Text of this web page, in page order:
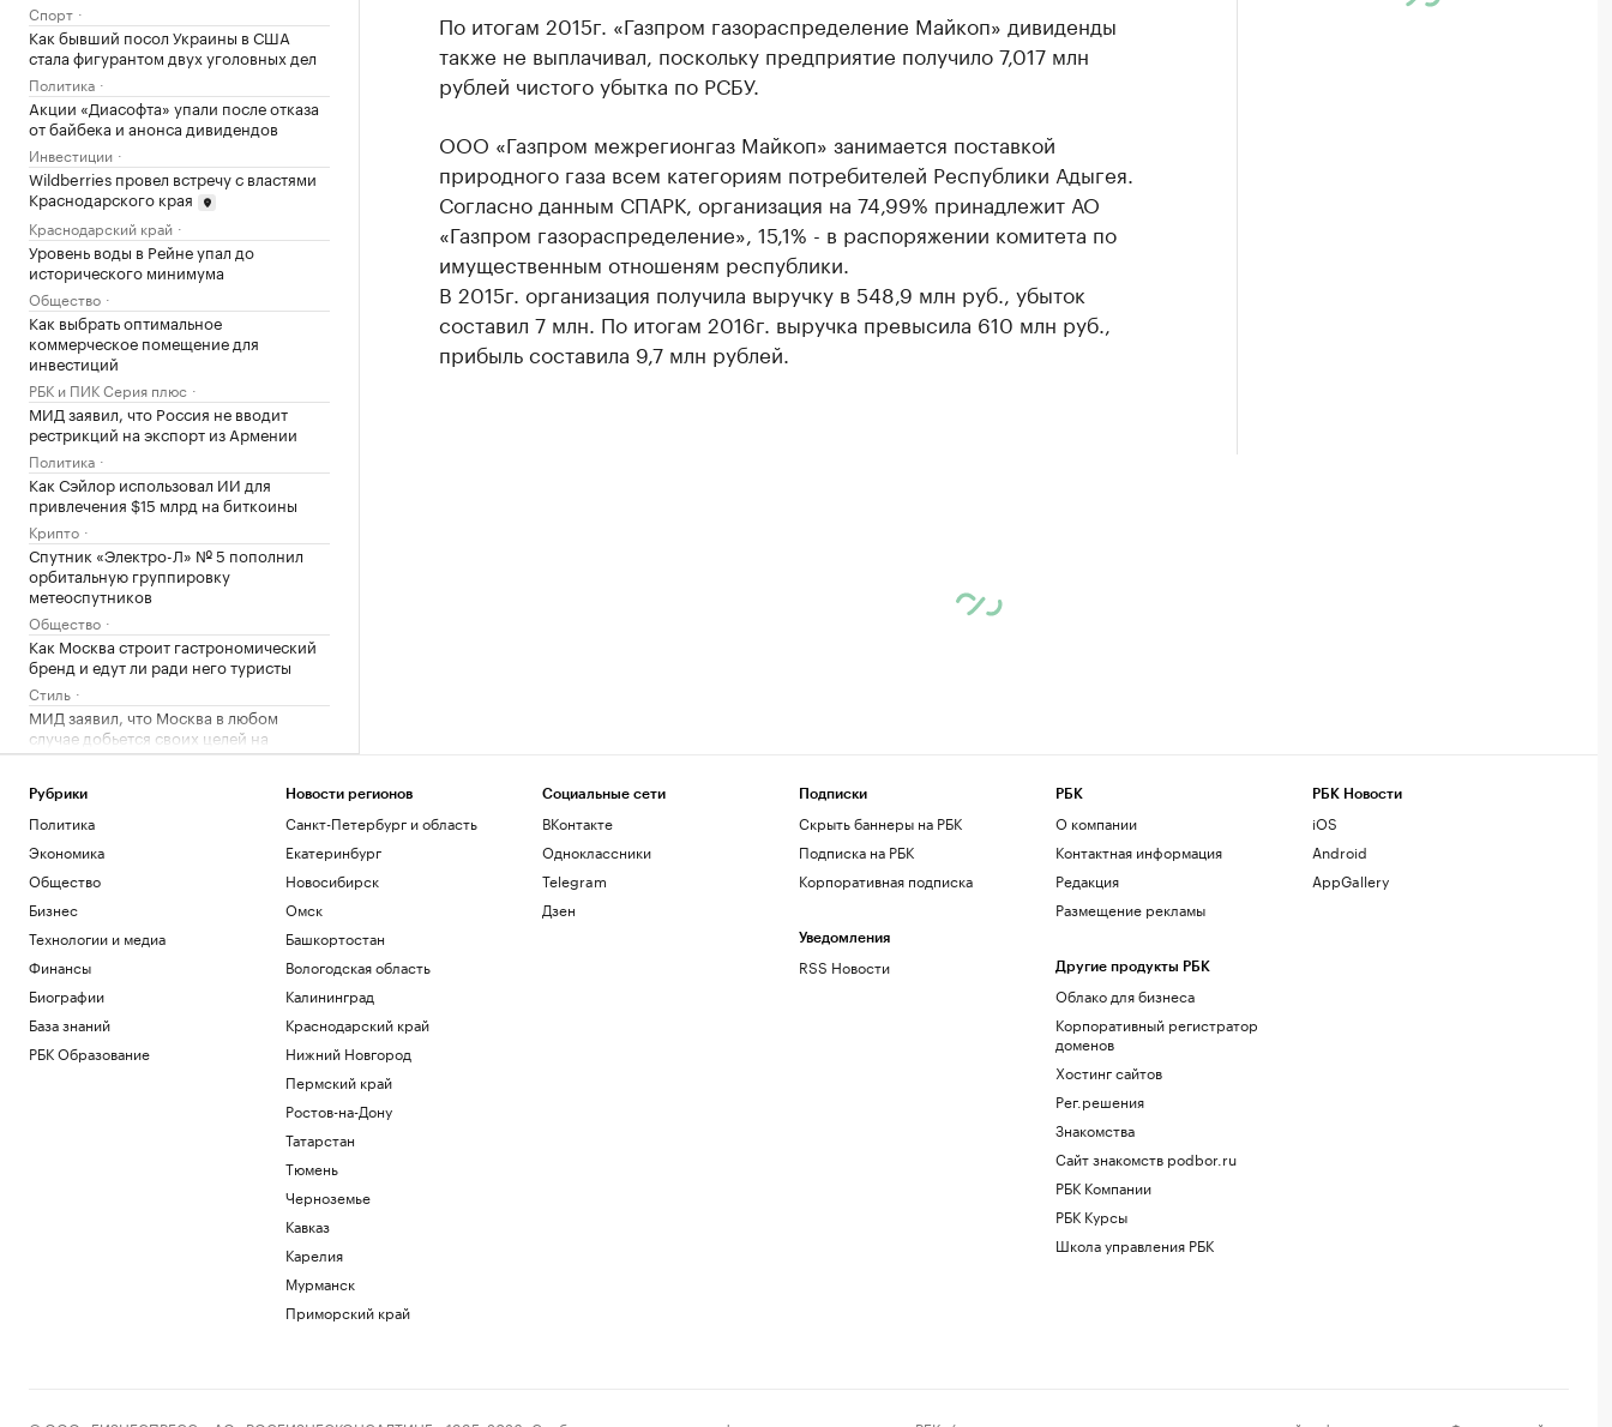
Спорт
Как бывший посол Украины в США
стала фигурантом двух уголовных дел
Политика
Акции «Диасофта» упали после отказа
от байбека и анонса дивидендов
Инвестиции
Wildberries провел встречу с властями
Краснодарского края
Краснодарский край
Уровень воды в Рейне упал до
исторического минимума
Общество
Как выбрать оптимальное
коммерческое помещение для
инвестиций
РБК и ПИК Серия плюс
МИД заявил, что Россия не вводит
рестрикций на экспорт из Армении
Политика
Как Сэйлор использовал ИИ для
привлечения $15 млрд на биткоины
Крипто
Спутник «Электро-Л» № 5 пополнил
орбитальную группировку
метеоспутников
Общество
Как Москва строит гастрономический
бренд и едут ли ради него туристы
Стиль
МИД заявил, что Москва в любом
случае добьется своих целей на
Украине
Политика
«Комета» между Сочи и Сухумом
начнет ходить трижды в неделю
Краснодарский край
Фанатам дали до 7 суток ареста за
пиротехнику на матче «Локомотив» —
ЦСКА
Спорт
МИД заявил об отсутствии
предложений от Киева возобновить
контакты
Политика
Дилеры начали давать скидки на новые
седаны Senat 900, но в одном городе
У Валерия Карпина родился первый
ответили на попытки поссорить Москву
По итогам 2015г. «Газпром газораспределение Майкоп» дивиденды
также не выплачивал, поскольку предприятие получило 7,017 млн
рублей чистого убытка по РСБУ.
ООО «Газпром межрегионгаз Майкоп» занимается поставкой
природного газа всем категориям потребителей Республики Адыгея.
Согласно данным СПАРК, организация на 74,99% принадлежит АО
«Газпром газораспределение», 15,1% - в распоряжении комитета по
имущественным отношеням республики.
В 2015г. организация получила выручку в 548,9 млн руб., убыток
составил 7 млн. По итогам 2016г. выручка превысила 610 млн руб.,
прибыль составила 9,7 млн рублей.
Рубрики
Политика
Экономика
Общество
Бизнес
Технологии и медиа
Финансы
Биографии
База знаний
РБК Образование
Новости регионов
Санкт-Петербург и область
Екатеринбург
Новосибирск
Омск
Башкортостан
Вологодская область
Калининград
Краснодарский край
Нижний Новгород
Пермский край
Ростов-на-Дону
Татарстан
Тюмень
Черноземье
Кавказ
Карелия
Мурманск
Приморский край
Социальные сети
ВКонтакте
Одноклассники
Telegram
Дзен
Подписки
Скрыть баннеры на РБК
Подписка на РБК
Корпоративная подписка
Уведомления
RSS Новости
РБК
О компании
Контактная информация
Редакция
Размещение рекламы
Другие продукты РБК
Облако для бизнеса
Корпоративный регистратор
доменов
Хостинг сайтов
Рег.решения
Знакомства
Сайт знакомств podbor.ru
РБК Компании
РБК Курсы
Школа управления РБК
РБК Новости
iOS
Android
AppGallery